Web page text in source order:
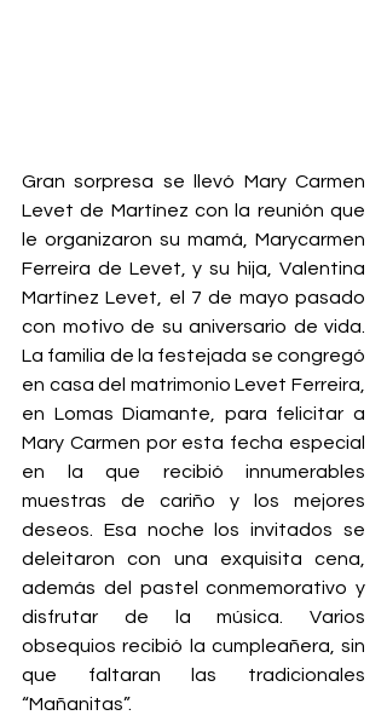
Gran sorpresa se llevó Mary Carmen
Levet de Martínez con la reunión que
le organizaron su mamá, Marycarmen
Ferreira de Levet, y su hija, Valentina
Martínez Levet, el 7 de mayo pasado
con motivo de su aniversario de vida.
La familia de la festejada se congregó
en casa del matrimonio Levet Ferreira,
en Lomas Diamante, para felicitar a
Mary Carmen por esta fecha especial
en la que recibió innumerables
muestras de cariño y los mejores
deseos. Esa noche los invitados se
deleitaron con una exquisita cena,
además del pastel conmemorativo y
disfrutar de la música. Varios
obsequios recibió la cumpleañera, sin
que faltaran las tradicionales
“Mañanitas”.